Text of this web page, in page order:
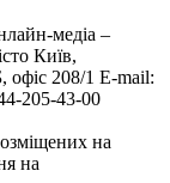
медіа –
Київ,
208/1 E-mail:
205-43-00
на
на